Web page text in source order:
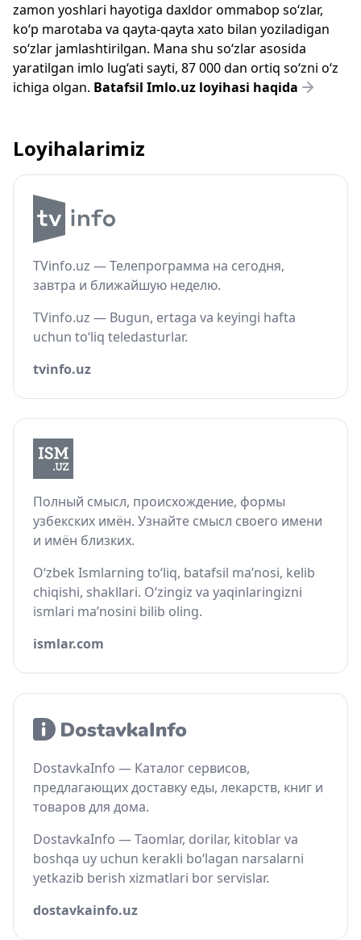
zamon yoshlari hayotiga daxldor ommabop so‘zlar,
ko‘p marotaba va qayta-qayta xato bilan yoziladigan
so‘zlar jamlashtirilgan. Mana shu so‘zlar asosida
yaratilgan imlo lug‘ati sayti, 87 000 dan ortiq so‘zni o‘z
ichiga olgan. Batafsil Imlo.uz loyihasi haqida
Loyihalarimiz
TVinfo.uz — Телепрограмма на сегодня,
завтра и ближайшую неделю.
TVinfo.uz — Bugun, ertaga va keyingi hafta
uchun to‘liq teledasturlar.
tvinfo.uz
Полный смысл, происхождение, формы
узбекских имён. Узнайте смысл своего имени
и имён близких.
O‘zbek Ismlarning to‘liq, batafsil ma’nosi, kelib
chiqishi, shakllari. O‘zingiz va yaqinlaringizni
ismlari ma’nosini bilib oling.
ismlar.com
DostavkaInfo — Каталог сервисов,
предлагающих доставку еды, лекарств, книг и
товаров для дома.
DostavkaInfo — Taomlar, dorilar, kitoblar va
boshqa uy uchun kerakli bo‘lagan narsalarni
yetkazib berish xizmatlari bor servislar.
dostavkainfo.uz